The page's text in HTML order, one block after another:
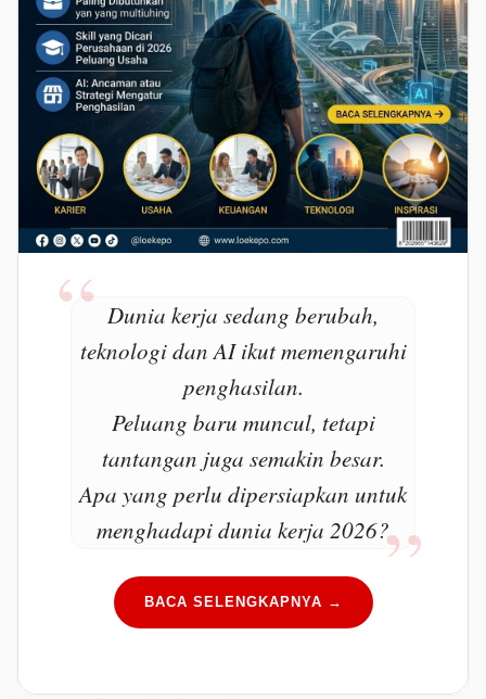
Dunia kerja sedang berubah,
teknologi dan AI ikut memengaruhi
penghasilan.
Peluang baru muncul, tetapi
tantangan juga semakin besar.
Apa yang perlu dipersiapkan untuk
menghadapi dunia kerja 2026?
BACA SELENGKAPNYA →